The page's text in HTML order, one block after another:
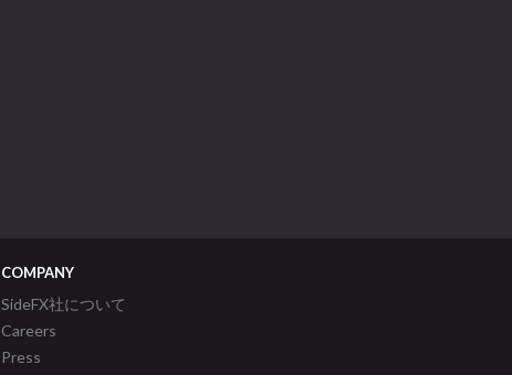
COMPANY
SideFX社について
Careers
Press